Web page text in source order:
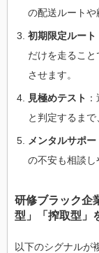
の配送ルートや
初期限定ルート
だけを走るこ
させます。
見極めテスト
と判定するまで
メンタルサポー
の不安も相談し
研修ブラック企
型」「搾取型」
以下のシグナルが